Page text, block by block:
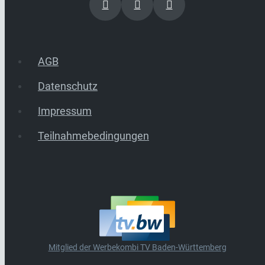
AGB
Datenschutz
Impressum
Teilnahmebedingungen
Mitglied der Werbekombi TV Baden-Württemberg